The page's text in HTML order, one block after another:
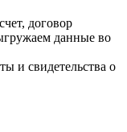
договор
данные во
и свидетельства о